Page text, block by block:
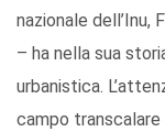
nazionale dell’Inu,
– ha nella sua
urbanistica.
campo